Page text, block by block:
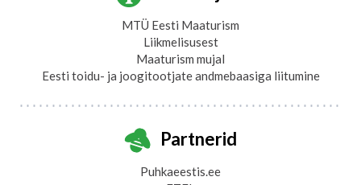
MTÜ Eesti Maaturism
Liikmelisusest
Maaturism mujal
Eesti toidu- ja joogitootjate andmebaasiga liitumine
Partnerid
Puhkaeestis.ee